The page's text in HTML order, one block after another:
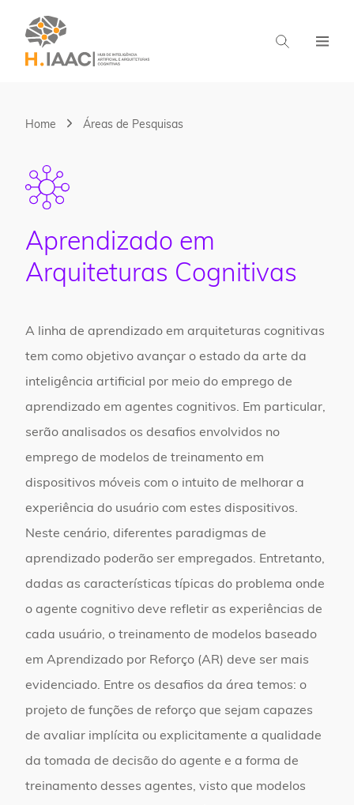
Home Áreas de Pesquisas
Aprendizado em
Arquiteturas Cognitivas
A linha de aprendizado em arquiteturas cognitivas
tem como objetivo avançar o estado da arte da
inteligência artificial por meio do emprego de
aprendizado em agentes cognitivos. Em particular,
serão analisados os desafios envolvidos no
emprego de modelos de treinamento em
dispositivos móveis com o intuito de melhorar a
experiência do usuário com estes dispositivos.
Neste cenário, diferentes paradigmas de
aprendizado poderão ser empregados. Entretanto,
dadas as características típicas do problema onde
o agente cognitivo deve refletir as experiências de
cada usuário, o treinamento de modelos baseado
em Aprendizado por Reforço (AR) deve ser mais
evidenciado. Entre os desafios da área temos: o
projeto de funções de reforço que sejam capazes
de avaliar implícita ou explicitamente a qualidade
da tomada de decisão do agente e a forma de
treinamento desses agentes, visto que modelos